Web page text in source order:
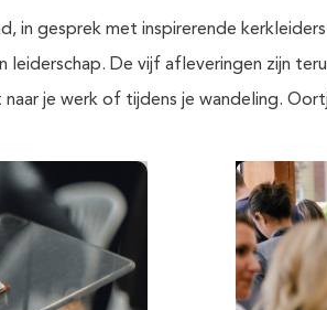
in gesprek met inspirerende
leiderschap. De vijf afleveringen zijn
je werk of tijdens je wandeling.